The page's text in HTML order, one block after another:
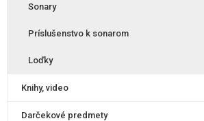
Sonary
Príslušenstvo k sonarom
Loďky
Knihy, video
Darčekové predmety